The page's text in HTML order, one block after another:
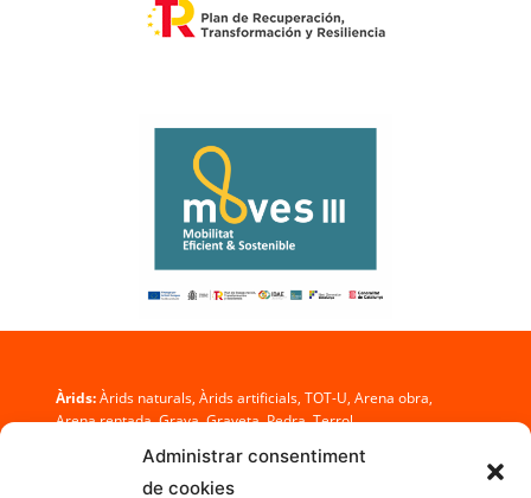
Administrar consentiment
de cookies
Àrids:Àrids naturals, Àrids artificials, TOT-U, Arena obra,
Arena rentada, Grava, Graveta, Pedra, Terrol
Prefabricats de formigó:Barreres, Tubs, Pous, Arquetes,
Embocadures, Baixants, Canals, Voreres